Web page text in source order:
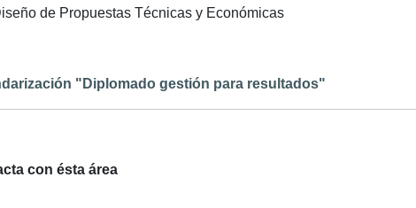
de Propuestas Técnicas y Económicas
"Diplomado gestión para resultados"
con ésta área